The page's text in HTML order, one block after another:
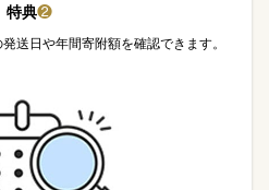
特典❷
送日や年間寄附額を確認できます。